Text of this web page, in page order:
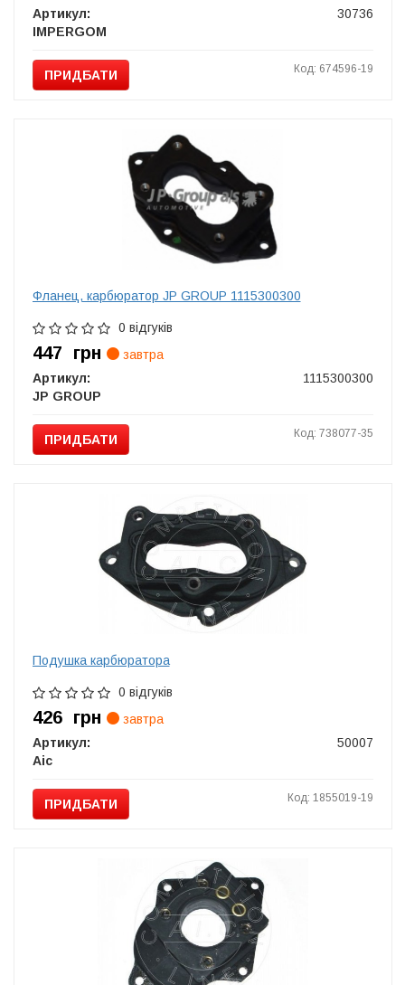
Артикул:
30736
IMPERGOM
ПРИДБАТИ Код: 674596-19
Фланец, карбюратор JP GROUP 1115300300
0 відгуків
447 грн
завтра
Артикул:
1115300300
JP GROUP
ПРИДБАТИ Код: 738077-35
Подушка карбюратора
0 відгуків
426 грн
завтра
Артикул:
50007
Aic
ПРИДБАТИ Код: 1855019-19